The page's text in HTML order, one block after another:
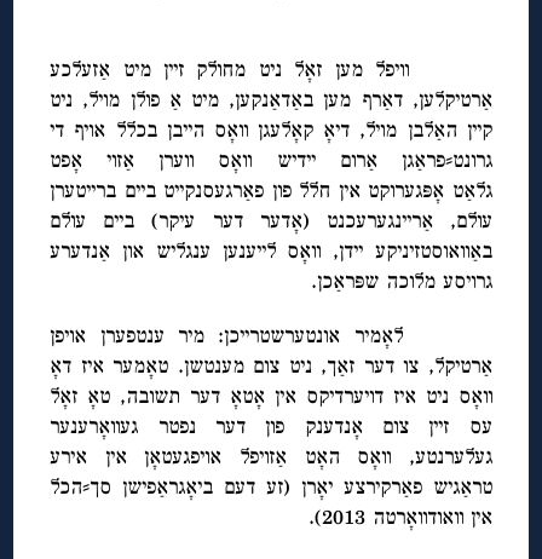
וויפל מען זאָל ניט מחולק זיין מיט אַזעלכע
אַרטיקלען, דאַרף מען באַדאַנקען, מיט אַ פולן מויל, ניט
קיין האַלבן מויל, דיאָ קאָלעגן וואָס הייבן בכלל אויף די
גרונט⸗פראַגן אַרום יידיש וואָס ווערן אַזוי אָפט
גלאַט אָפּגערוקט אין חלל פון פאַרגעסנקייט ביים ברייטערן
עולם, אַריינגערעכנט (אָדער דער עיקר) ביים עולם
באַוואוסטזיניקע יידן, וואָס לייענען ענגליש און אַנדערע
גרויסע מלוכה שפּראַכן.
לאָמיר אונטערשטרייכן: מיר ענטפערן אויפן
אַרטיקל, צו דער זאַך, ניט צום מענטשן. טאָמער איז דאָ
וואָס ניט איז דויערדיקס אין אָטאָ דער תשובה, טאָ זאָל
עס זיין צום אָנדענק פון דער נפטר געוואָרענער
געלערנטע, וואָס האָט אַזויפל אויפגעטאָן אין אירע
טראַגיש פאַרקירצע יאָרן (זע דעם ביאָגראַפישן סך⸗הכל
אין וואודוואָרטה 2013).